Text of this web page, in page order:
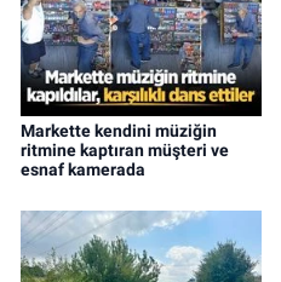
Markette kendini müziğin
ritmine kaptıran müşteri ve
esnaf kamerada